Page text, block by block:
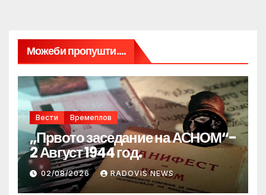
Можеби пропушти....
Вести Времеплов
„Првото заседание на АСНОМ“-
2 Август 1944 год.
02/08/2026 RADOVIS NEWS